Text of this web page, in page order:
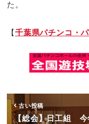
た。
【千葉県パチンコ・
古い投稿
【総会】日工組 今